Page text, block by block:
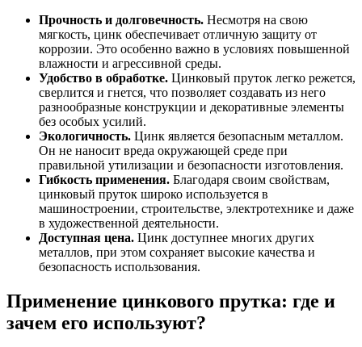
Прочность и долговечность. Несмотря на свою
мягкость, цинк обеспечивает отличную защиту от
коррозии. Это особенно важно в условиях повышенной
влажности и агрессивной среды.
Удобство в обработке. Цинковый пруток легко режется,
сверлится и гнется, что позволяет создавать из него
разнообразные конструкции и декоративные элементы
без особых усилий.
Экологичность. Цинк является безопасным металлом.
Он не наносит вреда окружающей среде при
правильной утилизации и безопасности изготовления.
Гибкость применения. Благодаря своим свойствам,
цинковый пруток широко используется в
машиностроении, строительстве, электротехнике и даже
в художественной деятельности.
Доступная цена. Цинк доступнее многих других
металлов, при этом сохраняет высокие качества и
безопасность использования.
Применение цинкового прутка: где и
зачем его используют?